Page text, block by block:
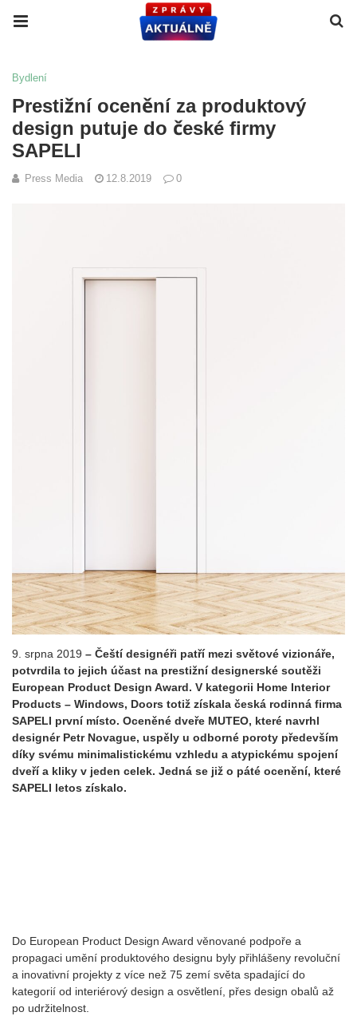
Bydlení
Prestižní ocenění za produktový
design putuje do české firmy
SAPELI
Press Media 12.8.2019 0
9. srpna 2019 – Čeští designéři patří mezi světové vizionáře,
potvrdila to jejich účast na prestižní designerské soutěži
European Product Design Award. V kategorii Home Interior
Products – Windows, Doors totiž získala česká rodinná firma
SAPELI první místo. Oceněné dveře MUTEO, které navrhl
designér Petr Novague, uspěly u odborné poroty především
díky svému minimalistickému vzhledu a atypickému spojení
dveří a kliky v jeden celek. Jedná se již o páté ocenění, které
SAPELI letos získalo.
Do European Product Design Award věnované podpoře a
propagaci umění produktového designu byly přihlášeny revoluční
a inovativní projekty z více než 75 zemí světa spadající do
kategorií od interiérový design a osvětlení, přes design obalů až
po udržitelnost.